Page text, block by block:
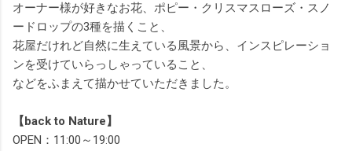
オーナー様が好きなお花、ポピー・クリスマスローズ・スノ
ードロップの3種を描くこと、
花屋だけれど自然に生えている風景から、インスピレーショ
ンを受けていらっしゃっていること、
などをふまえて描かせていただきました。
【back to Nature】
OPEN：11:00～19:00